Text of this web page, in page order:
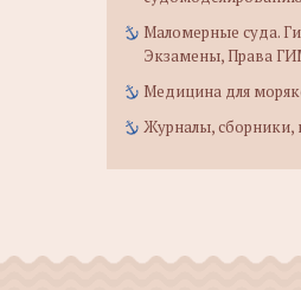
Маломерные суда.
Экзамены, Права
Медицина для
Журналы, сборники,